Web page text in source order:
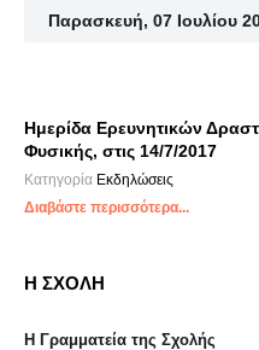
Παρασκευή, 07 Ιουλίου
Ημερίδα Ερευνητικών
Φυσικής, στις 14/7/2017
Κατηγορία Εκδηλώσεις
Διαβάστε περισσότερα...
Η ΣΧΟΛΗ
Η Γραμματεία της Σχολής